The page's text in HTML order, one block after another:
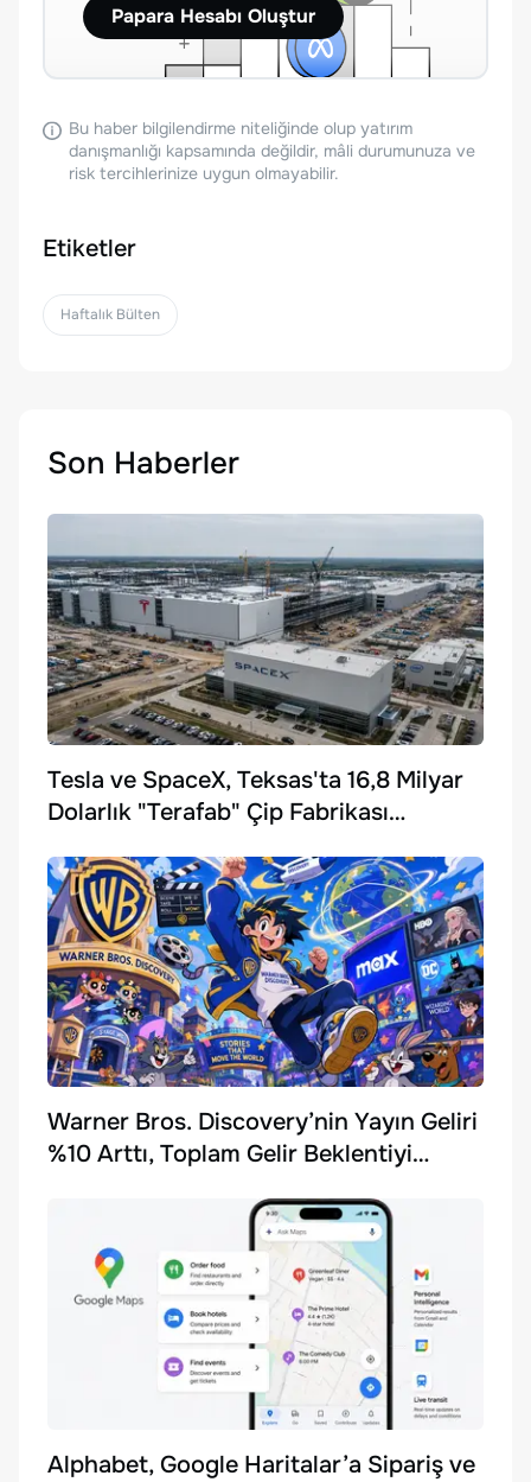
Papara Hesabı Oluştur
Bu haber bilgilendirme niteliğinde olup yatırım
danışmanlığı kapsamında değildir, mâli durumunuza ve
risk tercihlerinize uygun olmayabilir.
Etiketler
Haftalık Bülten
Son Haberler
Tesla ve SpaceX, Teksas'ta 16,8 Milyar
Dolarlık "Terafab" Çip Fabrikası
Warner Bros. Discovery’nin Yayın Geliri
%10 Arttı, Toplam Gelir Beklentiyi
Alphabet, Google Haritalar’a Sipariş ve